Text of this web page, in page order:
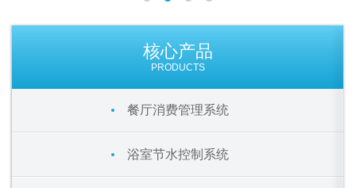
核心产品
PRODUCTS
餐厅消费管理系统
浴室节水控制系统